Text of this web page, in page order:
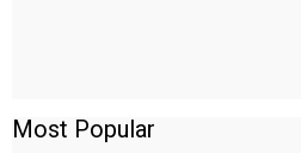
Most Popular